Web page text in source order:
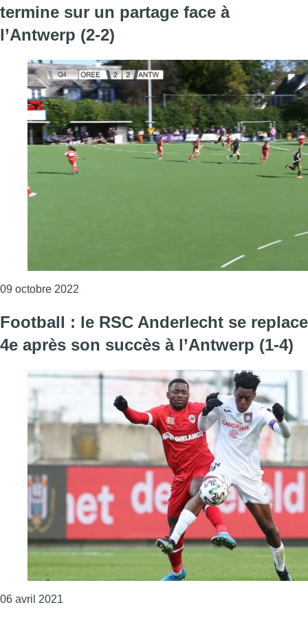
termine sur un partage face à
l’Antwerp (2-2)
09 octobre 2022
Football : le RSC Anderlecht se replace
4e après son succès à l’Antwerp (1-4)
06 avril 2021